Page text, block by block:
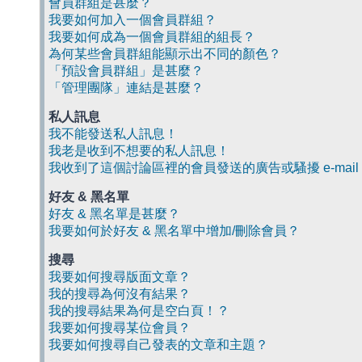
會員群組是甚麼？
我要如何加入一個會員群組？
我要如何成為一個會員群組的組長？
為何某些會員群組能顯示出不同的顏色？
「預設會員群組」是甚麼？
「管理團隊」連結是甚麼？
私人訊息
我不能發送私人訊息！
我老是收到不想要的私人訊息！
我收到了這個討論區裡的會員發送的廣告或騷擾 e-mail
好友 & 黑名單
好友 & 黑名單是甚麼？
我要如何於好友 & 黑名單中增加/刪除會員？
搜尋
我要如何搜尋版面文章？
我的搜尋為何沒有結果？
我的搜尋結果為何是空白頁！？
我要如何搜尋某位會員？
我要如何搜尋自己發表的文章和主題？